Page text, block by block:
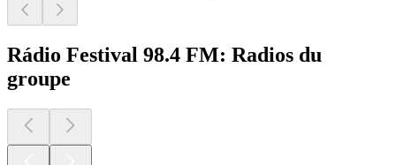
Rádio Festival 98.4 FM: Radios du
groupe